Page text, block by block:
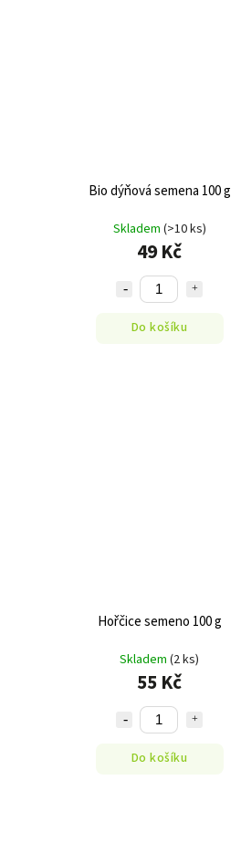
Bio dýňová semena 100 g
Skladem (>10 ks)
49 Kč
Do košíku
Hořčice semeno 100 g
Skladem(2 ks)
55 Kč
Do košíku